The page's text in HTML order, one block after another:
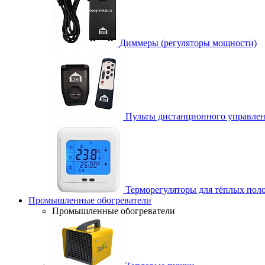
Диммеры (регуляторы мощности)
Пульты дистанционного
Терморегуляторы для тёплых
Промышленные обогреватели
Промышленные обогреватели